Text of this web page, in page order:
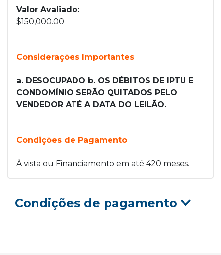
Valor Avaliado:
$150,000.00
Considerações Importantes
a. DESOCUPADO b. OS DÉBITOS DE IPTU E
CONDOMÍNIO SERÃO QUITADOS PELO
VENDEDOR ATÉ A DATA DO LEILÃO.
Condições de Pagamento
À vista ou Financiamento em até 420 meses.
Condições de pagamento